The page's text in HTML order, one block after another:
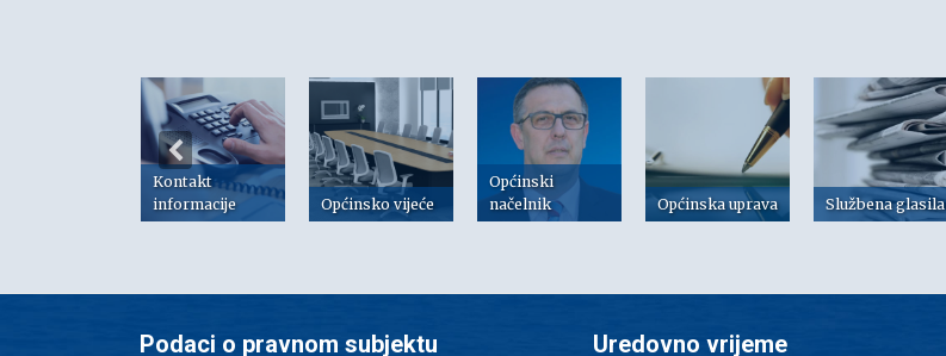
Kontakt
informacije
Općinsko vijeće
Općinski
načelnik
Općinska uprava Službena glasila
Podaci o pravnom subjektu Uredovno vrijeme